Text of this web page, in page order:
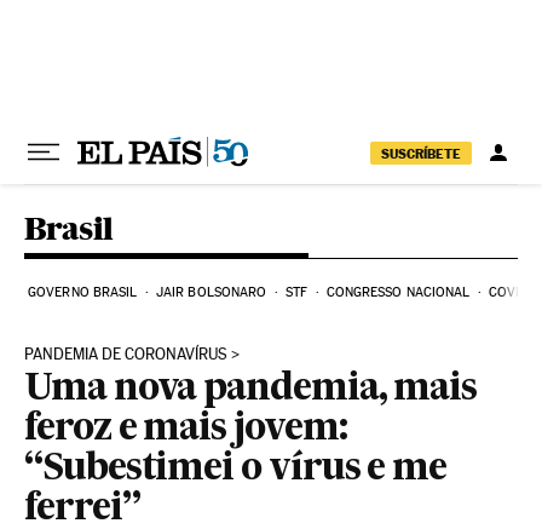
SUSCRÍBETE
Brasil
GOVERNO BRASIL JAIR BOLSONARO STF CONGRESSO NACIONAL COVID-
PANDEMIA DE CORONAVÍRUS
Uma nova pandemia, mais
feroz e mais jovem:
“Subestimei o vírus e me
ferrei”